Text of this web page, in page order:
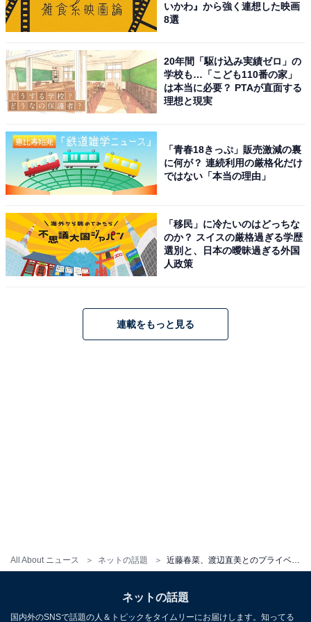
All About ニュース ネットの話題
いかわ』から強く連想した映画
8選
20年間「駆け込み実績ゼロ」の
学校も…「こども110番の家」
は本当に必要？ PTAが直面する
理想と現実
「青春18きっぷ」販売激減の裏
に何が？ 連続利用の厳格化だけ
ではない「本当の理由」
「移民」に冷たいのはどっちな
のか？ スイスの厳格過ぎる学歴
選別と、日本の曖昧過ぎる外国
人政策
連載をもっと見る
ネットの話題
国内外のSNSで話題の人＆トピックをタイムリーにお届けします。知ってる